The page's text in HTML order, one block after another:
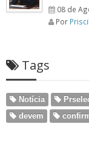
08 de
Por
Tags
Notícia
devem